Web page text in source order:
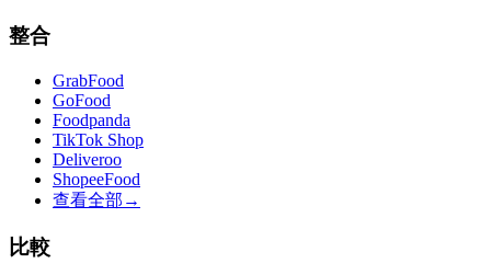
整合
GrabFood
GoFood
Foodpanda
TikTok Shop
Deliveroo
ShopeeFood
查看全部 →
比較